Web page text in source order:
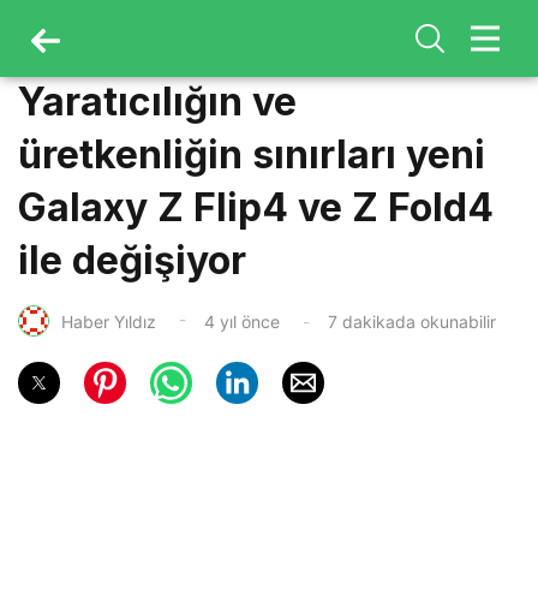
Yaratıcılığın ve
üretkenliğin sınırları yeni
Galaxy Z Flip4 ve Z Fold4
ile değişiyor
Haber Yıldız 4 yıl önce 7 dakikada okunabilir